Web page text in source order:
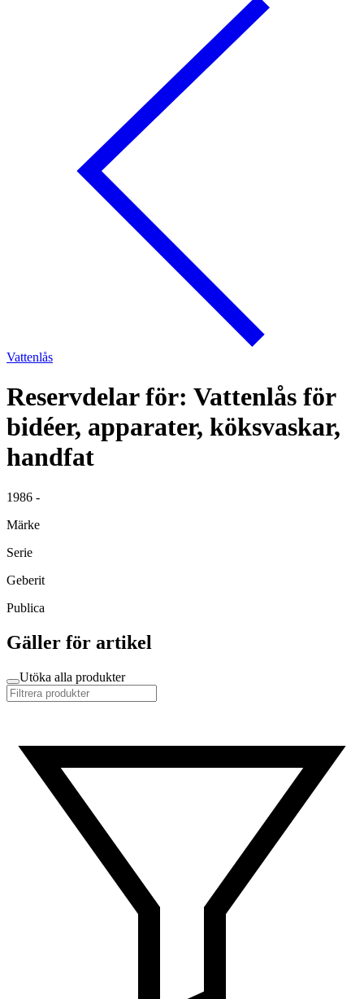
Vattenlås
Reservdelar för: Vattenlås för
bidéer, apparater, köksvaskar,
handfat
1986 -
Märke
Serie
Geberit
Publica
Gäller för artikel
Utöka alla produkter